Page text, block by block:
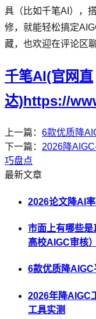
具（比如千笔AI），
修，就能轻松搞定
藏，也欢迎在评论区
千笔AI(官网直
达)https://
上一篇： 6款优质降
下一篇： 2026降
巧盘点
最新文章
2026论文降AI
市面上有哪些
高校AIGC审核）
6款优质降
2026年降AIGC
工具实测